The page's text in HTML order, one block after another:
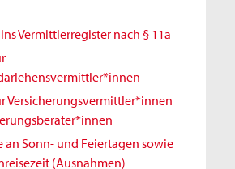
Vermittlerregister nach § 11a
Versicherungsvermittler*innen
an Sonn- und Feiertagen sowie
(Ausnahmen)